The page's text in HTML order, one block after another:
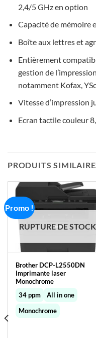
2,4/5 GHz en option
Capacité de mémoire
Boîte aux lettres et
Entièrement
gestion de
notamment Kofax,
Vitesse d’impression
Ecran tactile couleur
PRODUITS
Promo !
RUPTURE DE STOCK
Brother DCP-L2550DN
Imprimante laser
Monochrome
34 ppm
All in one
Monochrome